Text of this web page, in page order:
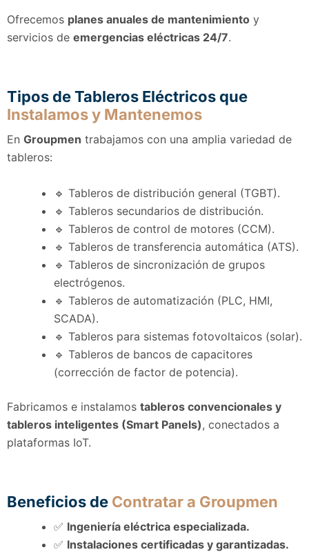
Ofrecemos planes anuales de mantenimiento y
servicios de emergencias eléctricas 24/7.
Tipos de Tableros Eléctricos que
Instalamos y Mantenemos
En Groupmen trabajamos con una amplia variedad de
tableros:
🔹 Tableros de distribución general (TGBT).
🔹 Tableros secundarios de distribución.
🔹 Tableros de control de motores (CCM).
🔹 Tableros de transferencia automática (ATS).
🔹 Tableros de sincronización de grupos
electrógenos.
🔹 Tableros de automatización (PLC, HMI,
SCADA).
🔹 Tableros para sistemas fotovoltaicos (solar).
🔹 Tableros de bancos de capacitores
(corrección de factor de potencia).
Fabricamos e instalamos tableros convencionales y
tableros inteligentes (Smart Panels), conectados a
plataformas IoT.
Beneficios de Contratar a Groupmen
✅ Ingeniería eléctrica especializada.
✅ Instalaciones certificadas y garantizadas.